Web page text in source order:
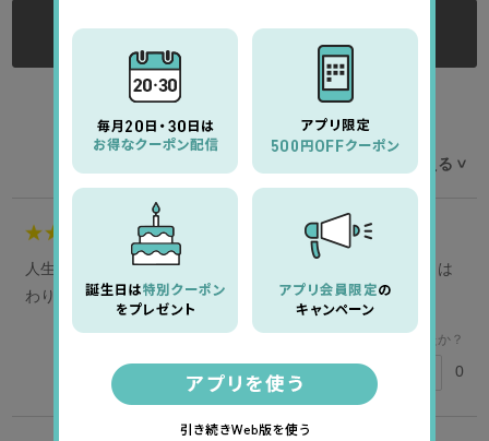
ログインする
ログイン後にレビューをご記入ください
レビューを並べ替える >
4 女性
人生初めてのカラコン購入で不安だったけど、付けた見た目は
わりとナチュラルなので、使いやすいかなと思った。
このレビューは参考になりましたか？
参考になった 0